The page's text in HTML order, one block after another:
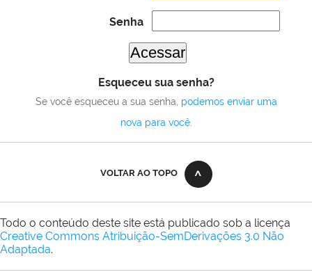
Senha
Esqueceu sua senha?
Se você esqueceu a sua senha, podemos enviar uma
nova para você.
VOLTAR AO TOPO
Todo o conteúdo deste site está publicado sob a licença
Creative Commons Atribuição-SemDerivações 3.0 Não
Adaptada.